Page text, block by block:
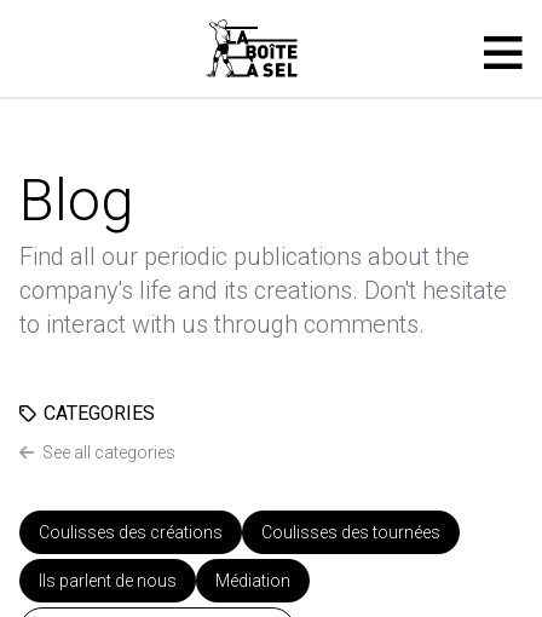
Blog
Find all our periodic publications about the
company's life and its creations. Don't hesitate
to interact with us through comments.
CATEGORIES
See all categories
Coulisses des créations Coulisses des tournées
Ils parlent de nous Médiation